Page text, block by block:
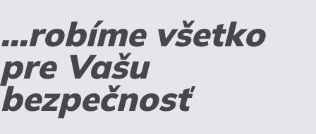
...robíme všetko
pre Vašu
bezpečnosť